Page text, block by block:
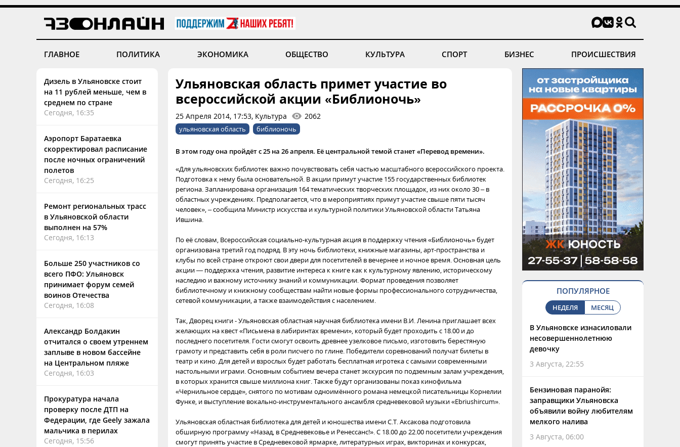
ГЛАВНОЕ ПОЛИТИКА ЭКОНОМИКА ОБЩЕСТВО КУЛЬТУРА СПОРТ БИЗНЕС ПРОИСШЕСТВИЯ
Дизель в Ульяновске стоит
на 11 рублей меньше, чем в
среднем по стране
Сегодня, 16:35
Аэропорт Баратаевка
скорректировал расписание
после ночных ограничений
полетов
Сегодня, 16:25
Ремонт региональных трасс
в Ульяновской области
выполнен на 57%
Сегодня, 16:13
Больше 250 участников со
всего ПФО: Ульяновск
принимает форум семей
воинов Отечества
Сегодня, 16:08
Александр Болдакин
отчитался о своем утреннем
заплыве в новом бассейне
на Центральном пляже
Сегодня, 16:03
Прокуратура начала
проверку после ДТП на
Федерации, где Geely зажала
мальчика в перилах
Сегодня, 15:56
Ульяновская область примет участие во
всероссийской акции «Библионочь»
25 Апреля 2014, 17:53, Культура 2062
ульяновская область библионочь
В этом году она пройдёт с 25 на 26 апреля. Её центральной темой станет «Перевод времени».
«Для ульяновских библиотек важно почувствовать себя частью масштабного всероссийского проекта.
Подготовка к нему была основательной. В акции примут участие 155 государственных библиотек
региона. Запланирована организация 164 тематических творческих площадок, из них около 30 – в
областных учреждениях. Предполагается, что в мероприятиях примут участие свыше пяти тысяч
человек», – сообщила Министр искусства и культурной политики Ульяновской области Татьяна
Ившина.
По её словам, Всероссийская социально-культурная акция в поддержку чтения «Библионочь» будет
организована третий год подряд. В эту ночь библиотеки, книжные магазины, арт-пространства и
клубы по всей стране откроют свои двери для посетителей в вечернее и ночное время. Основная цель
акции — поддержка чтения, развитие интереса к книге как к культурному явлению, историческому
наследию и важному источнику знаний и коммуникации. Формат проведения позволяет
библиотечному и книжному сообществам найти новые формы профессионального сотрудничества,
сетевой коммуникации, а также взаимодействия с населением.
Так, Дворец книги - Ульяновская областная научная библиотека имени В.И. Ленина приглашает всех
желающих на квест «Письмена в лабиринтах времени», который будет проходить с 18.00 и до
последнего посетителя. Гости смогут освоить древнее узелковое письмо, изготовить берестяную
грамоту и представить себя в роли писчего по глине. Победители соревнований получат билеты в
театр и кино. Для детей и взрослых будет работать бесплатная игротека с самыми современными
настольными играми. Основным событием вечера станет экскурсия по подземным залам учреждения,
в которых хранится свыше миллиона книг. Также будут организованы показ кинофильма
«Чернильное сердце», снятого по мотивам одноимённого романа немецкой писательницы Корнелии
Функе, и выступление вокально-инструментального ансамбля средневековой музыки «Ebriushircum».
Ульяновская областная библиотека для детей и юношества имени С.Т. Аксакова подготовила
обширную программу «Назад, в Средневековье и Ренессанс!». С 18.00 до 22.00 посетители учреждения
смогут принять участие в Средневековой ярмарке, литературных играх, викторинах и конкурсах,
ПОПУЛЯРНОЕ
НЕДЕЛЯ МЕСЯЦ
В Ульяновске изнасиловали
несовершеннолетнюю
девочку
3 Августа, 22:55
Бензиновая паранойя:
заправщики Ульяновска
объявили войну любителям
мелкого налива
3 Августа, 06:00